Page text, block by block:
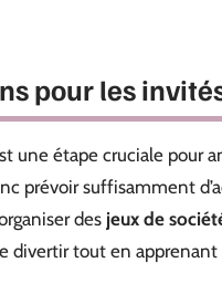
pour les
une étape cruciale pour
prévoir suffisamment
des jeux de
divertir tout en